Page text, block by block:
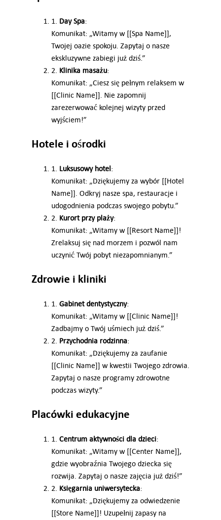
1. Day Spa:
Komunikat: „Witamy w [[Spa Name]],
Twojej oazie spokoju. Zapytaj o nasze
ekskluzywne zabiegi już dziś.”
2. Klinika masażu:
Komunikat: „Ciesz się pełnym relaksem w
[[Clinic Name]]. Nie zapomnij
zarezerwować kolejnej wizyty przed
wyjściem!”
Hotele i ośrodki
1. Luksusowy hotel:
Komunikat: „Dziękujemy za wybór [[Hotel
Name]]. Odkryj nasze spa, restauracje i
udogodnienia podczas swojego pobytu.”
2. Kurort przy plaży:
Komunikat: „Witamy w [[Resort Name]]!
Zrelaksuj się nad morzem i pozwól nam
uczynić Twój pobyt niezapomnianym.”
Zdrowie i kliniki
1. Gabinet dentystyczny:
Komunikat: „Witamy w [[Clinic Name]]!
Zadbajmy o Twój uśmiech już dziś.”
2. Przychodnia rodzinna:
Komunikat: „Dziękujemy za zaufanie
[[Clinic Name]] w kwestii Twojego zdrowia.
Zapytaj o nasze programy zdrowotne
podczas wizyty.”
Placówki edukacyjne
1. Centrum aktywności dla dzieci:
Komunikat: „Witamy w [[Center Name]],
gdzie wyobraźnia Twojego dziecka się
rozwija. Zapytaj o nasze zajęcia już dziś!”
2. Księgarnia uniwersytecka:
Komunikat: „Dziękujemy za odwiedzenie
[[Store Name]]! Uzupełnij zapasy na